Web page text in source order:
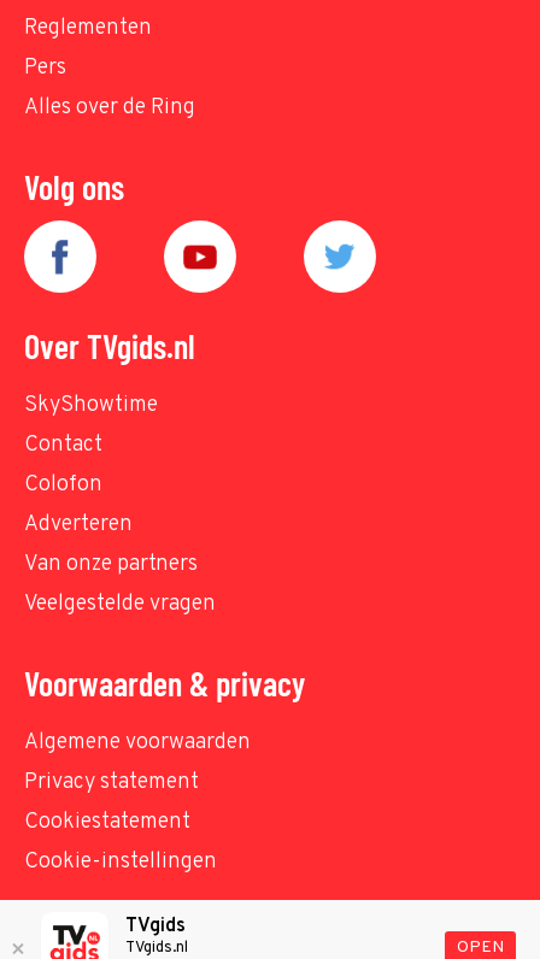
Reglementen
Pers
Alles over de Ring
Volg ons
Over TVgids.nl
SkyShowtime
Contact
Colofon
Adverteren
Van onze partners
Veelgestelde vragen
Voorwaarden & privacy
Algemene voorwaarden
Privacy statement
Cookiestatement
Cookie-instellingen
© TVgids.nl 2026 - All rights reserved. No text and
TVgids
TVgids.nl
OPEN